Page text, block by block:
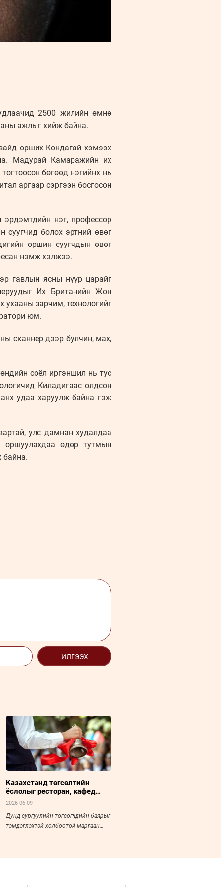
2500 жилийн өмнө
ажлыг хийж байна.
орших Кондагай хэмээх
Мадурай Камаражийн их
бөгөөд нэгийнх нь
аргаар сэргээн босгосон
нэг, профессор
суугчид болох эртний өвөг
оршин суугчдын өвөг
нэмж хэлжээ.
гавлын ясны нүүр царайг
Их Британийн Жон
ухааны зарчим, технологийг
юм.
сканнер дээр булчин, мах,
соёл иргэншил нь тус
Киладигаас олдсон
удаа харуулж байна гэж
улс дамнан худалдаа
оршуулахдаа өдөр тутмын
байна.
ИЛГЭЭХ
Казахстанд төгсөлтийн
ёслолыг ресторан, кафед
хийхийг хориглолоо
2026-06-09
Дунд сургуулийн төгсөгчдийн баярыг
тэмдэглэхтэй холбоотой маргаан